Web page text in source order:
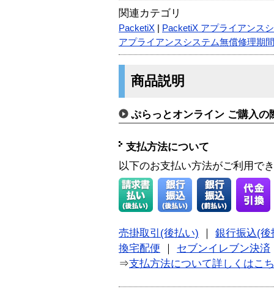
関連カテゴリ
PacketiX
PacketiX アプライアンス
アプライアンスシステム無償修理期
商品説明
ぷらっとオンライン ご購入の
支払方法について
以下のお支払い方法がご利用で
売掛取引(後払い)
銀行振込(後
換宅配便
セブンイレブン決済
⇒支払方法について詳しくはこ